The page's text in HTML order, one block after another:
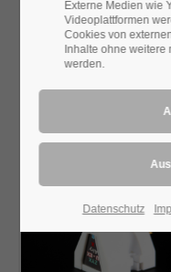
Externe Medien wie
Videoplattformen
Cookies von
Inhalte ohne
werden.
Datenschutz